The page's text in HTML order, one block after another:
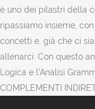
è uno dei pilastri della
ripassiamo insieme,
concetti e, già che ci
allenarci. Con questo
Logica e l'Analisi
COMPLEMENTI